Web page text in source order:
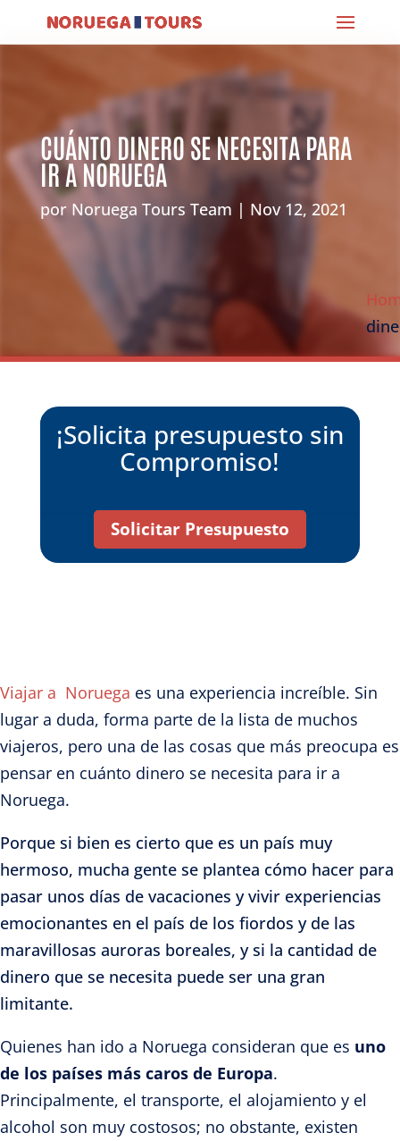
CUÁNTO DINERO SE NECESITA PARA
IR A NORUEGA
por Noruega Tours Team Nov 12, 2021
¡Solicita presupuesto sin
Compromiso!
Solicitar Presupuesto
Viajar a Noruega es una experiencia increíble. Sin
lugar a duda, forma parte de la lista de muchos
viajeros, pero una de las cosas que más preocupa es
pensar en cuánto dinero se necesita para ir a
Noruega.
Porque si bien es cierto que es un país muy
hermoso, mucha gente se plantea cómo hacer para
pasar unos días de vacaciones y vivir experiencias
emocionantes en el país de los fiordos y de las
maravillosas auroras boreales, y si la cantidad de
dinero que se necesita puede ser una gran
limitante.
Quienes han ido a Noruega consideran que es uno
de los países más caros de Europa.
Principalmente, el transporte, el alojamiento y el
alcohol son muy costosos; no obstante, existen